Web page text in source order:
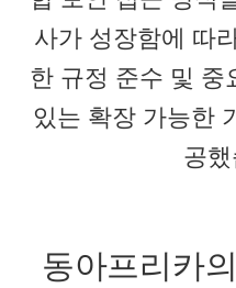
사가 성장함에 따
한 규정 준수 및 중
있는 확장 가능한
공
동아프리카